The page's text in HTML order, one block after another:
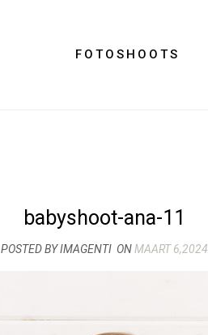
FOTOSHOOTS
babyshoot-ana-11
POSTED BY IMAGENTI ONMAART 6,2024